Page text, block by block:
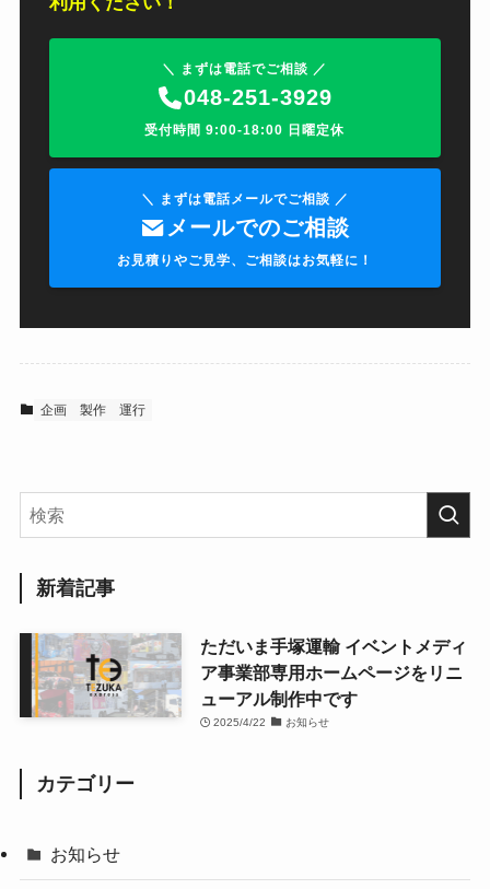
＼ まずは電話でご相談 ／
048-251-3929
受付時間 9:00-18:00 日曜定休
＼ まずは電話メールでご相談 ／
メールでのご相談
お見積りやご見学、ご相談はお気軽に！
企画 製作 運行
新着記事
ただいま手塚運輸 イベントメディ
ア事業部専用ホームページをリニ
ューアル制作中です
2025/4/22 お知らせ
カテゴリー
お知らせ